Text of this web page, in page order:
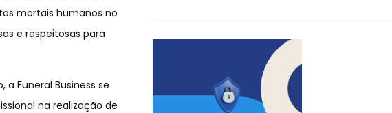
mortais humanos no
e respeitosas para
Funeral Business se
na realização de